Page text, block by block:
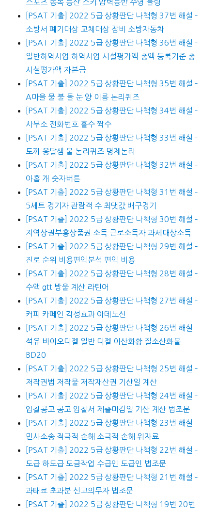
스포츠 종목 등산 스키 암벽등반 수영 볼링
[PSAT 기출] 2022 5급 상황판단 나책형 37번 해설 –
소방서 폐기대상 교체대상 장비 소방자동차
[PSAT 기출] 2022 5급 상황판단 나책형 36번 해설 –
일반하역사업 하역사업 시설평가액 총액 등록기준 총
시설평가액 자본금
[PSAT 기출] 2022 5급 상황판단 나책형 35번 해설 –
A마을 물 불 돌 눈 양 이름 논리퀴즈
[PSAT 기출] 2022 5급 상황판단 나책형 34번 해설 –
사무소 전화번호 홀수 짝수
[PSAT 기출] 2022 5급 상황판단 나책형 33번 해설 –
토끼 옹달샘 물 논리퀴즈 명제논리
[PSAT 기출] 2022 5급 상황판단 나책형 32번 해설 –
아홉 개 숫자버튼
[PSAT 기출] 2022 5급 상황판단 나책형 31번 해설 –
5세트 경기자 관람객 수 최댓값 배구경기
[PSAT 기출] 2022 5급 상황판단 나책형 30번 해설 –
지역상권부흥상품권 소득 근로소득자 과세대상소득
[PSAT 기출] 2022 5급 상황판단 나책형 29번 해설 –
진로 순위 비용편익분석 편익 비용
[PSAT 기출] 2022 5급 상황판단 나책형 28번 해설 –
수액 gtt 방울 계산 라틴어
[PSAT 기출] 2022 5급 상황판단 나책형 27번 해설 –
커피 카페인 각성효과 아데노신
[PSAT 기출] 2022 5급 상황판단 나책형 26번 해설 –
석유 바이오디젤 일반 디젤 이산화황 질소산화물
BD20
[PSAT 기출] 2022 5급 상황판단 나책형 25번 해설 –
저작권법 저작물 저작재산권 기산일 계산
[PSAT 기출] 2022 5급 상황판단 나책형 24번 해설 –
입찰공고 공고 입찰서 제출마감일 기산 계산 법조문
[PSAT 기출] 2022 5급 상황판단 나책형 23번 해설 –
민사소송 적극적 손해 소극적 손해 위자료
[PSAT 기출] 2022 5급 상황판단 나책형 22번 해설 –
도급 하도급 도금작업 수급인 도급인 법조문
[PSAT 기출] 2022 5급 상황판단 나책형 21번 해설 –
과태료 초과분 신고의무자 법조문
[PSAT 기출] 2022 5급 상황판단 나책형 19번 20번